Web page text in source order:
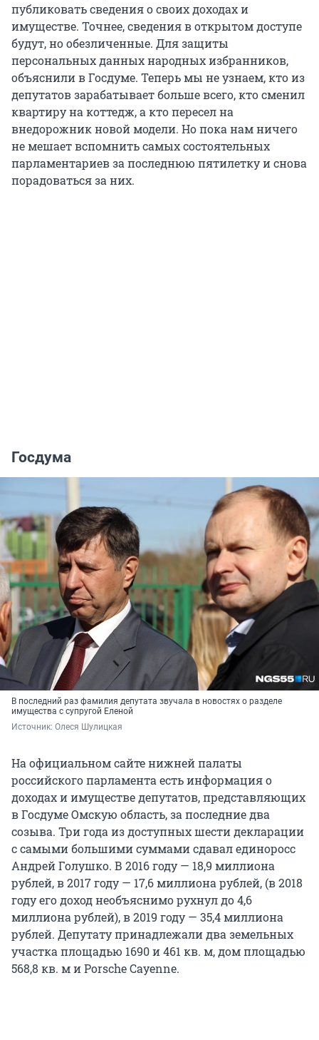
публиковать сведения о своих доходах и
имуществе. Точнее, сведения в открытом доступе
будут, но обезличенные. Для защиты
персональных данных народных избранников,
объяснили в Госдуме. Теперь мы не узнаем, кто из
депутатов зарабатывает больше всего, кто сменил
квартиру на коттедж, а кто пересел на
внедорожник новой модели. Но пока нам ничего
не мешает вспомнить самых состоятельных
парламентариев за последнюю пятилетку и снова
порадоваться за них.
Госдума
В последний раз фамилия депутата звучала в новостях о разделе
имущества с супругой Еленой
Источник: Олеся Шулицкая
На официальном сайте нижней палаты
российского парламента есть информация о
доходах и имуществе депутатов, представляющих
в Госдуме Омскую область, за последние два
созыва. Три года из доступных шести декларации
с самыми большими суммами сдавал единоросс
Андрей Голушко. В 2016 году — 18,9 миллиона
рублей, в 2017 году — 17,6 миллиона рублей, (в 2018
году его доход необъяснимо рухнул до 4,6
миллиона рублей), в 2019 году — 35,4 миллиона
рублей. Депутату принадлежали два земельных
участка площадью 1690 и 461 кв. м, дом площадью
568,8 кв. м и Porsche Cayenne.